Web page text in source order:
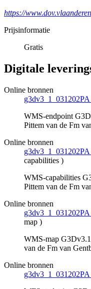
https://
Prijsinformatie
Gratis
Digitale
Online bronnen
WMS-endpoint
Pittem van de Fm
Online bronnen
capabilities )
WMS-capabilities
Pittem van de Fm
Online bronnen
map )
WMS-map
van de Fm van
Online bronnen